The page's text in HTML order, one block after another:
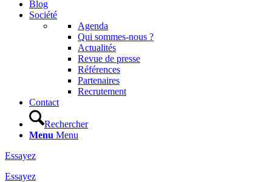
Blog
Société
Agenda
Qui sommes-nous ?
Actualités
Revue de presse
Références
Partenaires
Recrutement
Contact
Rechercher
Menu Menu
Essayez
Essayez